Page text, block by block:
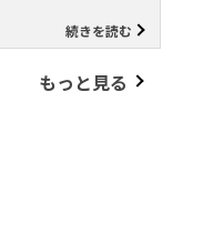
続きを読む
もっと見る